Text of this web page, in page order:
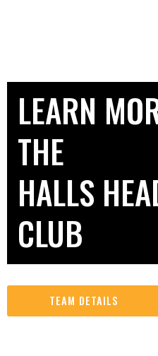
LEARN
THE
HALLS
CLUB
TEAM DETAILS